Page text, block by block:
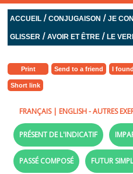
ACCUEIL /CONJUGAISON /JE
GLISSER /AVOIR ET ÊTRE /LE
Print Send to a friend I
Short link
FRANÇAIS| ENGLISH- AUTRES
PRÉSENT DE L'INDICATIF
PASSÉ COMPOSÉ FUTUR